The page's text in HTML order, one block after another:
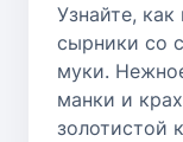
Узнайте,
сырники со
муки.
манки и
золотистой